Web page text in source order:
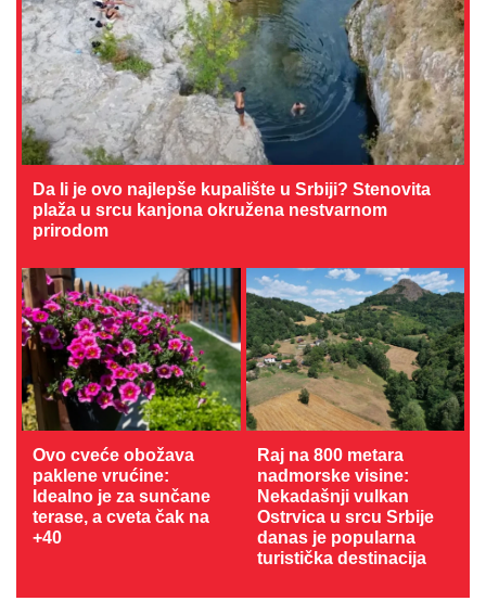
Da li je ovo najlepše kupalište u Srbiji? Stenovita
plaža u srcu kanjona okružena nestvarnom
prirodom
Ovo cveće obožava
paklene vrućine:
Idealno je za sunčane
terase, a cveta čak na
+40
Raj na 800 metara
nadmorske visine:
Nekadašnji vulkan
Ostrvica u srcu Srbije
danas je popularna
turistička destinacija